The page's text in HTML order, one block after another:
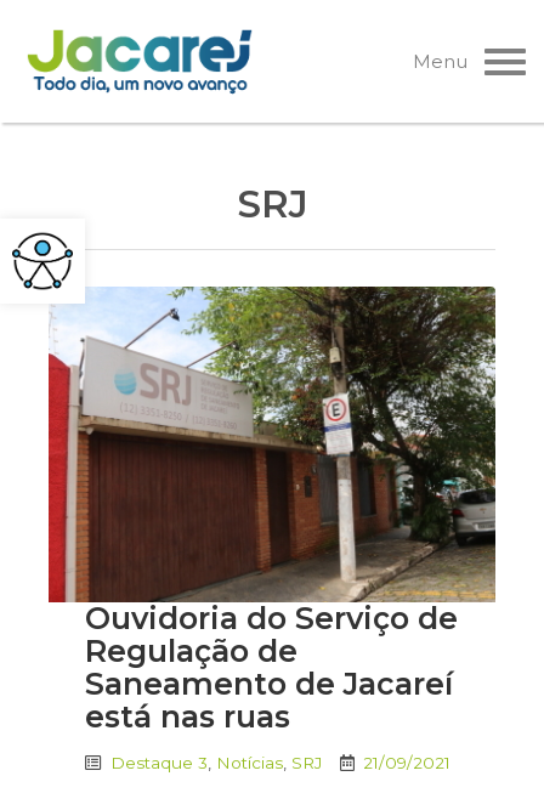
Pular
para
o
Menu
SRJ
Ouvidoria do Serviço de
Regulação de
Saneamento de Jacareí
está nas ruas
Destaque 3 Notícias SRJ 21/09/2021